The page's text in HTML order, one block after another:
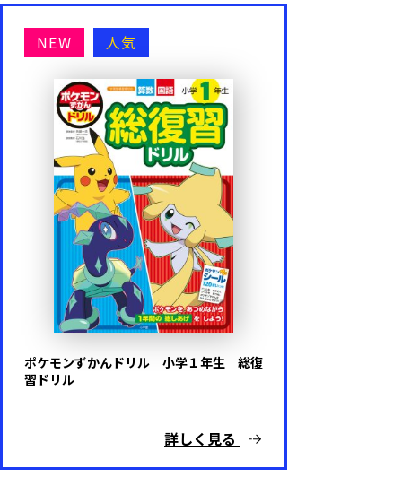
NEW 人気
ポケモンずかんドリル 小学１年生 総復
習ドリル
詳しく見る